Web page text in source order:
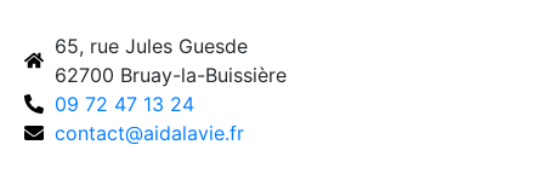
65, rue Jules Guesde
62700 Bruay-la-Buissière
09 72 47 13 24
contact@aidalavie.fr